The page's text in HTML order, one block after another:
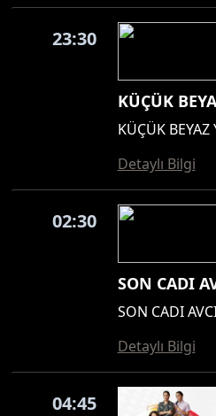
23:30
KÜÇÜK
KÜÇÜK BEYAZ
Detaylı Bilgi
02:30
SON CADI
SON CADI
Detaylı Bilgi
04:45